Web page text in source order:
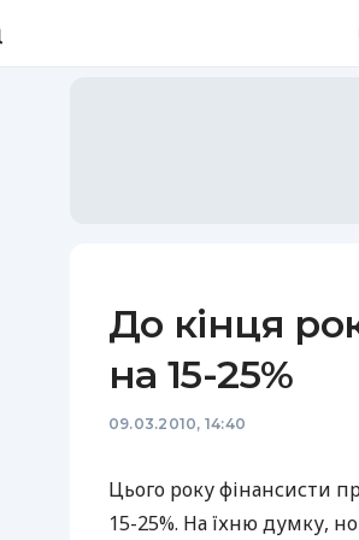
До кінця
на 15-25%
09.03.2010, 14:40
Цього року фінансисти
15-25%. На їхню думку,